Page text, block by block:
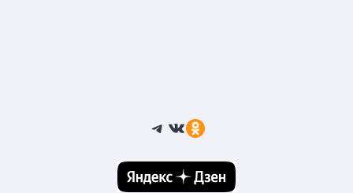
Telegram
ВКонтакте
Ссылка